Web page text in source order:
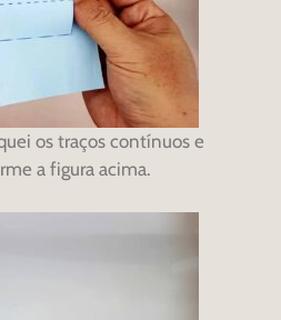
os traços contínuos e
a figura acima.